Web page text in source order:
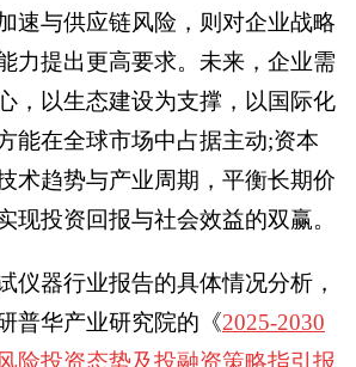
速与供应链风险，则对企业战略
力提出更高要求。未来，企业需
，以生态建设为支撑，以国际化
能在全球市场中占据主动;资本
术趋势与产业周期，平衡长期价
现投资回报与社会效益的双赢。
仪器行业报告的具体情况分析，
普华产业研究院的《2025-2030
险投资态势及投融资策略指引报